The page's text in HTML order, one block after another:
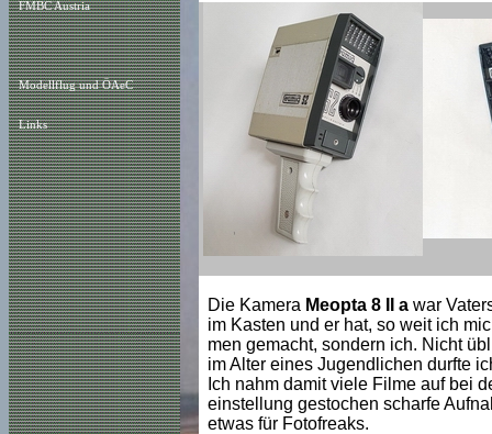
FMBC Austria
Modellflug und ÖAeC
Links
Die Kamera Meopta 8 II a war
im Kasten und er hat, so weit ich
men gemacht, sondern ich. Nicht
im Alter eines Jugendlichen durfte
Ich nahm damit viele Filme auf bei
einstellung gestochen scharfe
etwas für Fotofreaks.